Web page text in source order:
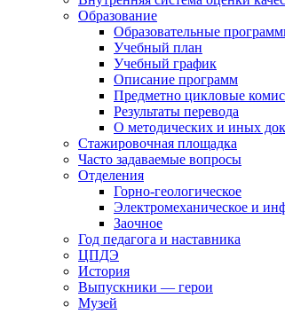
Образование
Образовательные
Учебный план
Учебный график
Описание программ
Предметно цикловые
Результаты перевода
О методических и иных
Стажировочная площадка
Часто задаваемые вопросы
Отделения
Горно-геологическое
Электромеханическое и
Заочное
Год педагога и наставника
ЦПДЭ
История
Выпускники — герои
Музей